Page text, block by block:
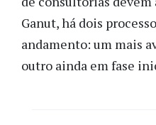
Ganut, há dois
andamento: um mais
outro ainda em fase